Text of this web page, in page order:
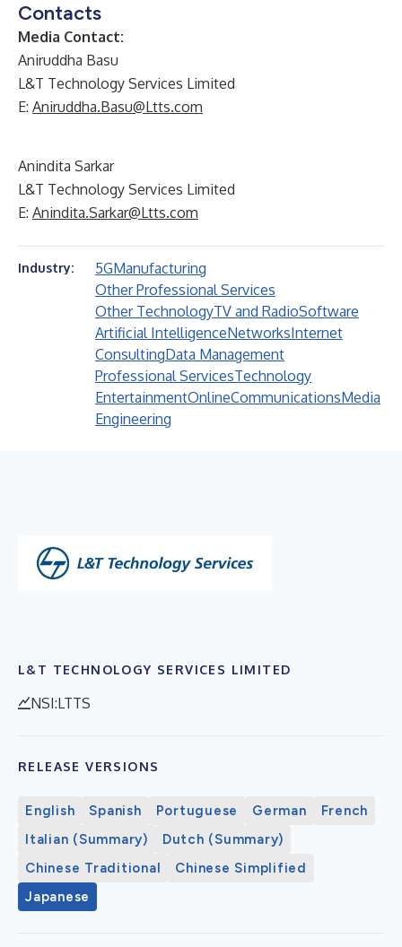
Contacts
Media Contact:
Aniruddha Basu
L&T Technology Services Limited
E: Aniruddha.Basu@Ltts.com
Anindita Sarkar
L&T Technology Services Limited
E: Anindita.Sarkar@Ltts.com
Industry: 5GManufacturing
Other Professional Services
Other TechnologyTV and RadioSoftware
Artificial IntelligenceNetworksInternet
ConsultingData Management
Professional ServicesTechnology
EntertainmentOnlineCommunicationsMedia
Engineering
L&T TECHNOLOGY SERVICES LIMITED
NSI:LTTS
RELEASE VERSIONS
English Spanish Portuguese German
French
Italian (Summary)
Dutch (Summary)
Chinese Traditional
Chinese Simplified
Japanese